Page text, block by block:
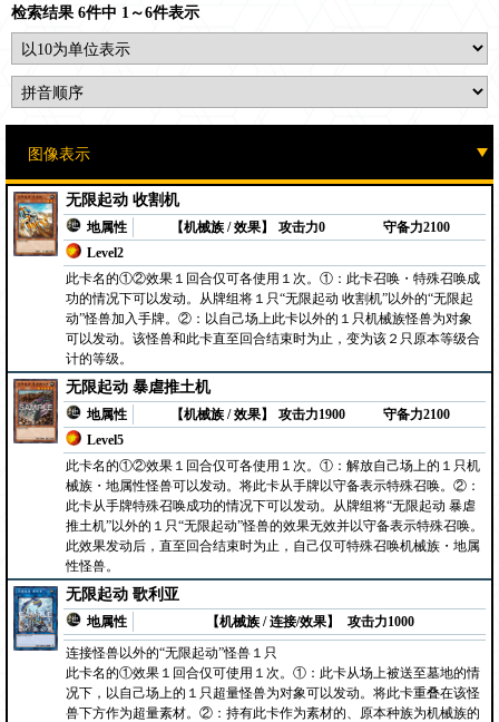
检索结果 6件中 1～6件表示
无限起动 收割机
地属性
【机械族 / 效果】
Level2
攻击力0 守备力2100
此卡名的①②效果１回合仅可各使用１次。①：此卡召唤・特殊召唤成
功的情况下可以发动。从牌组将１只“无限起动 收割机”以外的“无限起
动”怪兽加入手牌。②：以自己场上此卡以外的１只机械族怪兽为对象
可以发动。该怪兽和此卡直至回合结束时为止，变为该２只原本等级合
计的等级。
无限起动 暴虐推土机
地属性
【机械族 / 效果】
Level5
攻击力1900 守备力2100
此卡名的①②效果１回合仅可各使用１次。①：解放自己场上的１只机
械族・地属性怪兽可以发动。将此卡从手牌以守备表示特殊召唤。②：
此卡从手牌特殊召唤成功的情况下可以发动。从牌组将“无限起动 暴虐
推土机”以外的１只“无限起动”怪兽的效果无效并以守备表示特殊召唤。
此效果发动后，直至回合结束时为止，自己仅可特殊召唤机械族・地属
性怪兽。
无限起动 歌利亚
地属性 【机械族 / 连接/效果】
攻击力1000
连接怪兽以外的“无限起动”怪兽１只
此卡名的①效果１回合仅可使用１次。①：此卡从场上被送至墓地的情
况下，以自己场上的１只超量怪兽为对象可以发动。将此卡重叠在该怪
兽下方作为超量素材。②：持有此卡作为素材的、原本种族为机械族的